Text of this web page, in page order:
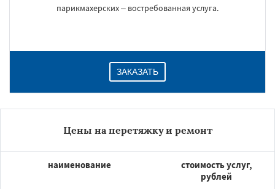
парикмахерских – востребованная услуга.
ЗАКАЗАТЬ
Цены на перетяжку и ремонт
наименование
стоимость услуг,
рублей